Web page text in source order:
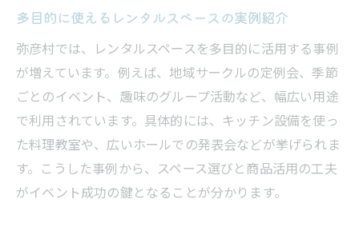
多目的に使えるレンタルスペースの実例紹介
弥彦村では、レンタルスペースを多目的に活用する事例
が増えています。例えば、地域サークルの定例会、季節
ごとのイベント、趣味のグループ活動など、幅広い用途
で利用されています。具体的には、キッチン設備を使っ
た料理教室や、広いホールでの発表会などが挙げられま
す。こうした事例から、スペース選びと商品活用の工夫
がイベント成功の鍵となることが分かります。